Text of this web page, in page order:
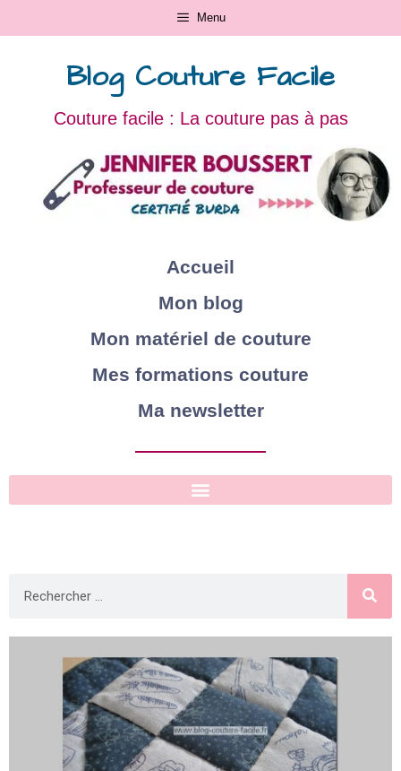
Menu
Blog Couture Facile
Couture facile : La couture pas à pas
Accueil
Mon blog
Mon matériel de couture
Mes formations couture
Ma newsletter